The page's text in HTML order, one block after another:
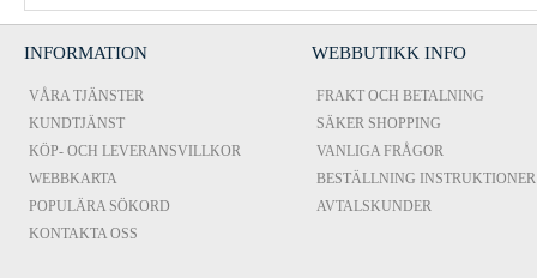
INFORMATION
VÅRA TJÄNSTER
KUNDTJÄNST
KÖP- OCH LEVERANSVILLKOR
WEBBKARTA
POPULÄRA SÖKORD
KONTAKTA OSS
WEBBUTIKK INFO
FRAKT OCH BETALNING
SÄKER SHOPPING
VANLIGA FRÅGOR
BESTÄLLNING INSTRUKTIONER
AVTALSKUNDER